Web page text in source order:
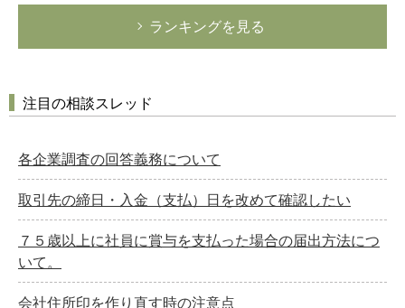
ランキングを見る
注目の相談スレッド
各企業調査の回答義務について
取引先の締日・入金（支払）日を改めて確認したい
７５歳以上に社員に賞与を支払った場合の届出方法につ
いて。
会社住所印を作り直す時の注意点